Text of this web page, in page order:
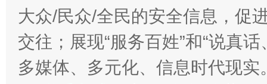
大众/民众/全民的安全信息，促
交往；展现“服务百姓”和“说真
多媒体、多元化、信息时代现实